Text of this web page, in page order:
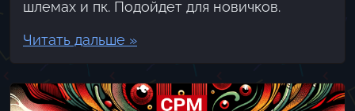
шлемах и пк. Подойдет для новичков.
Читать дальше »